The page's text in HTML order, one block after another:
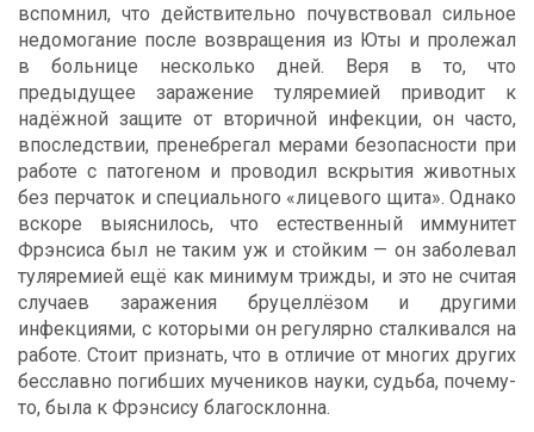
вспомнил, что действительно почувствовал сильное
недомогание после возвращения из Юты и пролежал
в больнице несколько дней. Веря в то, что
предыдущее заражение туляремией приводит к
надёжной защите от вторичной инфекции, он часто,
впоследствии, пренебрегал мерами безопасности при
работе с патогеном и проводил вскрытия животных
без перчаток и специального «лицевого щита». Однако
вскоре выяснилось, что естественный иммунитет
Фрэнсиса был не таким уж и стойким — он заболевал
туляремией ещё как минимум трижды, и это не считая
случаев заражения бруцеллёзом и другими
инфекциями, с которыми он регулярно сталкивался на
работе. Стоит признать, что в отличие от многих других
бесславно погибших мучеников науки, судьба, почему-
то, была к Фрэнсису благосклонна.